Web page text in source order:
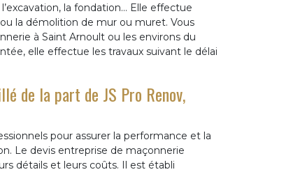
la fondation… Elle effectue
la démolition de mur ou muret. Vous
à Saint Arnoult ou les environs du
elle effectue les travaux suivant le délai
de la part de JS Pro Renov,
pour assurer la performance et la
Le devis entreprise de maçonnerie
détails et leurs coûts. Il est établi